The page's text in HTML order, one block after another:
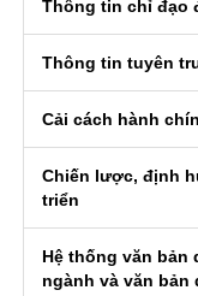
Thông tin chỉ đạo
Thông tin tuyên
Cải cách hành
Chiến lược, định
triển
Hệ thống văn bản
ngành và văn